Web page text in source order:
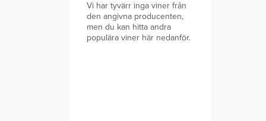
Vi har tyvärr inga viner från
den angivna producenten,
men du kan hitta andra
populära viner här nedanför.